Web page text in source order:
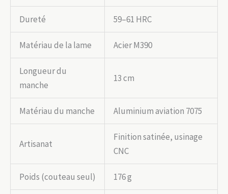
Dureté 59–61 HRC
Matériau de la lame Acier M390
Longueur du
manche
13 cm
Matériau du manche Aluminium aviation 7075
Artisanat
Finition satinée, usinage
CNC
Poids (couteau seul) 176 g